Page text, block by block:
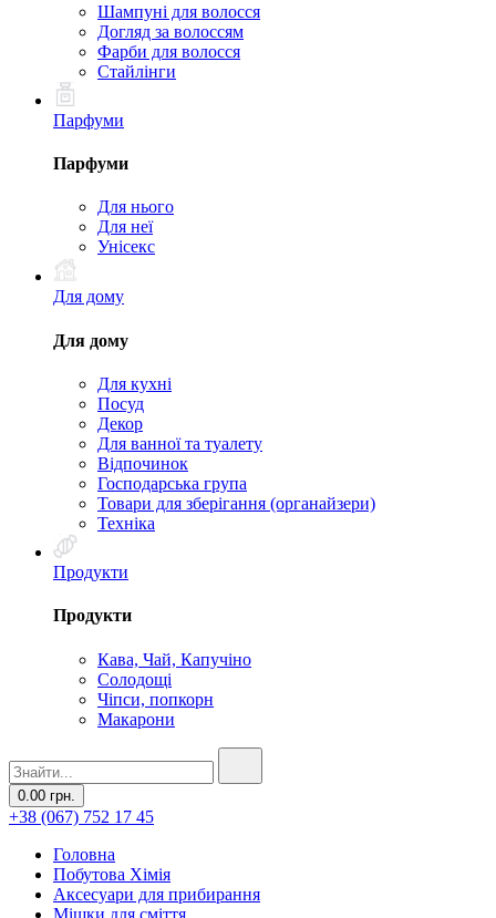
Шампуні для волосся
Догляд за волоссям
Фарби для волосся
Стайлінги
Парфуми
Парфуми
Для нього
Для неї
Унісекс
Для дому
Для дому
Для кухні
Посуд
Декор
Для ванної та туалету
Відпочинок
Господарська група
Товари для зберігання (органайзери)
Техніка
Продукти
Продукти
Кава, Чай, Капучіно
Солодощі
Чіпси, попкорн
Макарони
0.00 грн.
+38 (067) 752 17 45
Головна
Побутова Хімія
Аксесуари для прибирання
Мішки для сміття